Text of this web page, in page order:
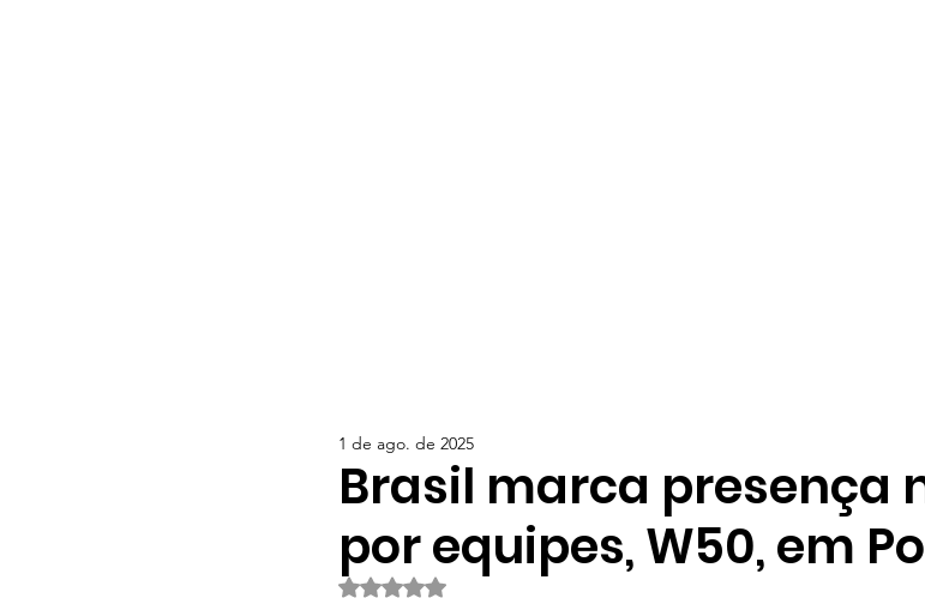
Brasil marca presença
por equipes, W50, em
1 de ago. de 2025
Avaliado com NaN de 5 estrelas.